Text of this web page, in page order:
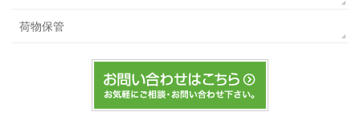
荷物保管